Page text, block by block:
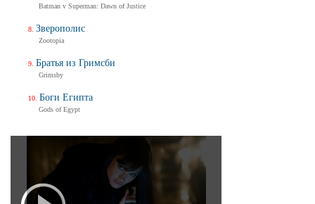
Batman v Superman: Dawn of Justice
Зверополис
Zootopia
Братья из Гримсби
Grimsby
Боги Египта
Gods of Egypt